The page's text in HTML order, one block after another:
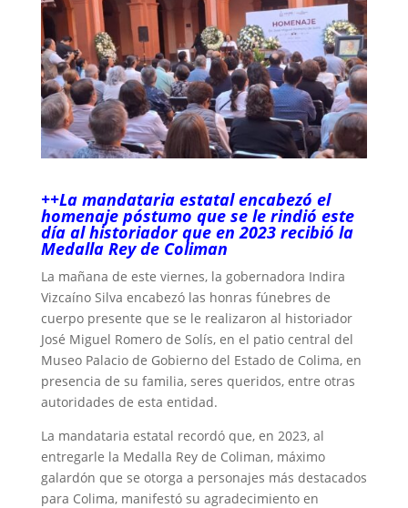
++La mandataria estatal encabezó el
homenaje póstumo que se le rindió este
día al historiador que en 2023 recibió la
Medalla Rey de Coliman
La mañana de este viernes, la gobernadora Indira
Vizcaíno Silva encabezó las honras fúnebres de
cuerpo presente que se le realizaron al historiador
José Miguel Romero de Solís, en el patio central del
Museo Palacio de Gobierno del Estado de Colima, en
presencia de su familia, seres queridos, entre otras
autoridades de esta entidad.
La mandataria estatal recordó que, en 2023, al
entregarle la Medalla Rey de Coliman, máximo
galardón que se otorga a personajes más destacados
para Colima, manifestó su agradecimiento en